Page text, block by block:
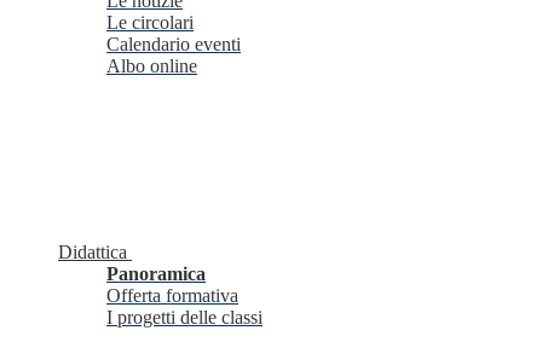
Le circolari
Calendario eventi
Albo online
Didattica
Panoramica
Offerta formativa
I progetti delle classi